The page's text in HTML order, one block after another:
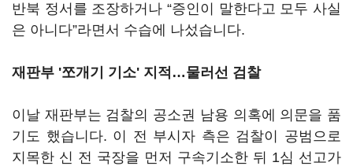
반북 정서를 조장하거나 “증인이 말한다고 모두 사실
은 아니다”라면서 수습에 나섰습니다.
재판부 '쪼개기 기소' 지적…물러선 검찰
이날 재판부는 검찰의 공소권 남용 의혹에 의문을 품
기도 했습니다. 이 전 부시자 측은 검찰이 공범으로
지목한 신 전 국장을 먼저 구속기소한 뒤 1심 선고가